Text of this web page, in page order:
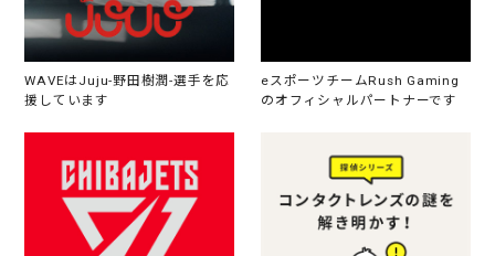
WAVEはJuju-野田樹潤-選手を応
援しています
eスポーツチームRush Gaming
のオフィシャルパートナーです